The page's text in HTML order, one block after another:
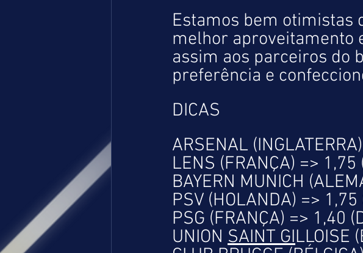
Estamos bem otimistas
melhor aproveitamento
assim aos parceiros do
preferência e
DICAS
ARSENAL
LENS (FRANÇA) => 1,75
BAYERN MUNICH
PSV (HOLANDA) => 1,75
PSG (FRANÇA) => 1,40
UNION SAINT GILLOISE